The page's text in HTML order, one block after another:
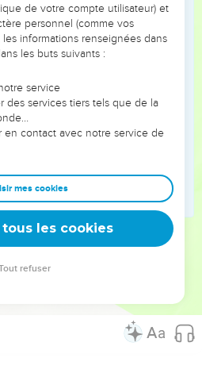
les mauvaises influences du
laisser reprendre et se laisser
situation est finalement bien pire
mène à la justice, mais ils ont
de Dieu qu’on leur avait
mieux valu qu’ils ne connaissent
arrivé montre la vérité de ce
de nouveau ce qu’il a vomi », et
lavé recommence à se rouler
2000, avec autorisation. Pour vous procurer
de votre compte utilisateur) et
personnel (comme vos
informations renseignées dans
les buts suivants :
service
des services tiers tels que de la
en contact avec notre service de
mes cookies
les cookies
refuser